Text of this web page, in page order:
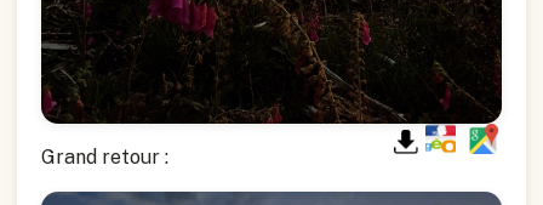
Grand retour :